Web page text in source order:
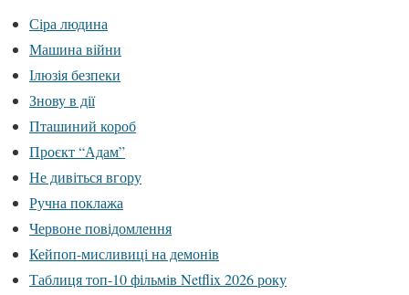
Сіра людина
Машина війни
Ілюзія безпеки
Знову в дії
Пташиний короб
Проєкт “Адам”
Не дивіться вгору
Ручна поклажа
Червоне повідомлення
Кейпоп-мисливиці на демонів
Таблиця топ-10 фільмів Netflix 2026 року